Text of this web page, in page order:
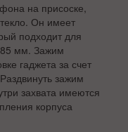
на присоске,
Он имеет
подходит для
85 мм. Зажим
гаджета за счет
зажим
захвата имеются
корпуса